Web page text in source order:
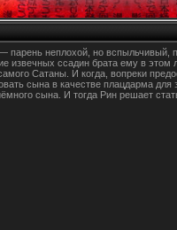
неплохой, но вспыльчивый,
ссадин брата ему в этом
Сатаны. И когда, вопреки
сына в качестве плацдарма
сына. И тогда Рин решает